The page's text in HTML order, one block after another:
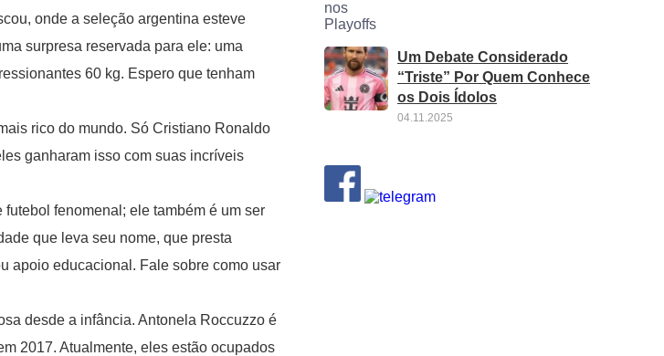
onde a seleção argentina esteve
surpresa reservada para ele: uma
60 kg. Espero que tenham
rico do mundo. Só Cristiano Ronaldo
ganharam isso com suas incríveis
fenomenal; ele também é um ser
que leva seu nome, que presta
apoio educacional. Fale sobre como usar
desde a infância. Antonela Roccuzzo é
2017. Atualmente, eles estão ocupados
Um Debate Considerado
“Triste” Por Quem Conhece
os Dois Ídolos
04.11.2025